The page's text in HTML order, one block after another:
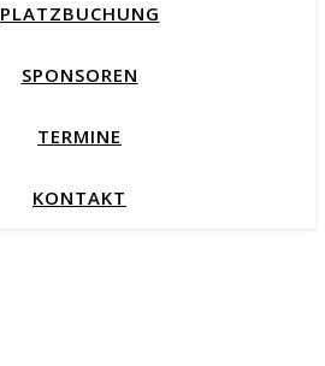
PLATZBUCHUNG
SPONSOREN
TERMINE
KONTAKT